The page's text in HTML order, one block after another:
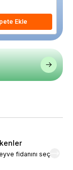
Ekle
fidanını seçin."